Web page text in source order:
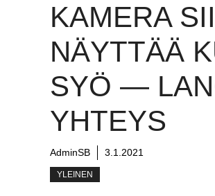
KAMERA
NÄYTTÄÄ
SYÖ —
YHTEYS
AdminSB 3.1.2021
YLEINEN